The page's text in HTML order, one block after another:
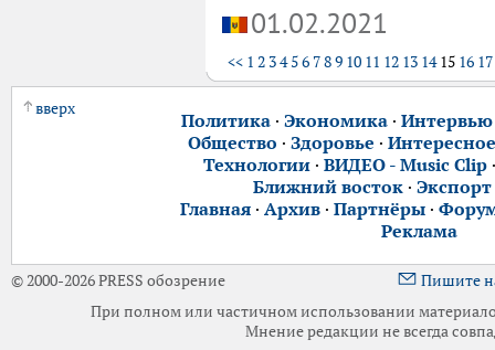
01.02.2021
<< 1 2 34 56 789 10 11 12 13 1415 16 17
вверх
Политика· Экономика· Интервью
Общество · Здоровье · Интересное
Технологии· ВИДЕО - Music Clip
Ближний восток ·
Главная· Архив· Партнёры·
Реклама
© 2000-2026 PRESS обозрение
Пишите
При полном или частичном использовании
Мнение редакции не всегда